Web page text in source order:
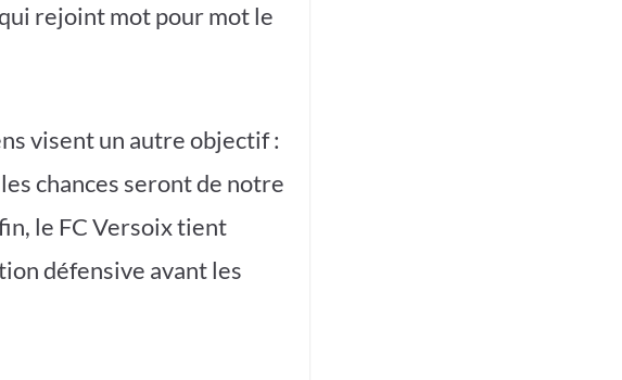
rejoint mot pour mot le
visent un autre objectif :
chances seront de notre
le FC Versoix tient
défensive avant les